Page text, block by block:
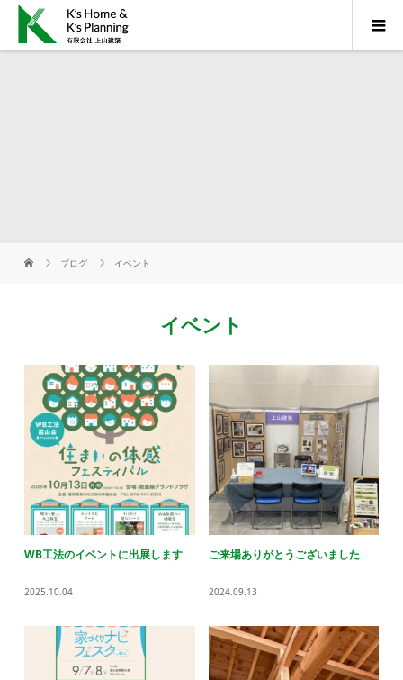
ブログ イベント
イベント
WB工法のイベントに出展します
2025.10.04
ご来場ありがとうございました
2024.09.13